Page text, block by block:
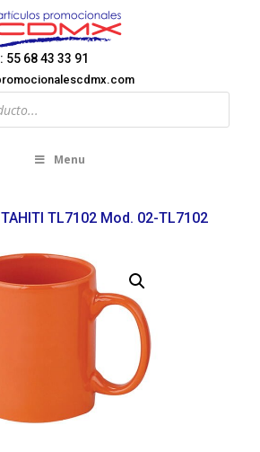
68 43 33 91
Menu
TAHITI TL7102 Mod. 02-TL7102